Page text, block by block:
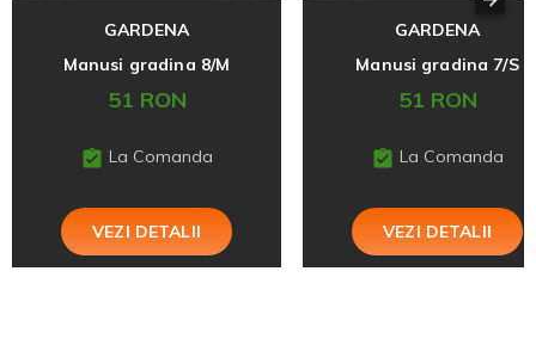
GARDENA
Manusi gradina 8/M
51 RON
La Comanda
VEZI DETALII
GARDENA
Manusi gradina 7/S
51 RON
La Comanda
VEZI DETALII